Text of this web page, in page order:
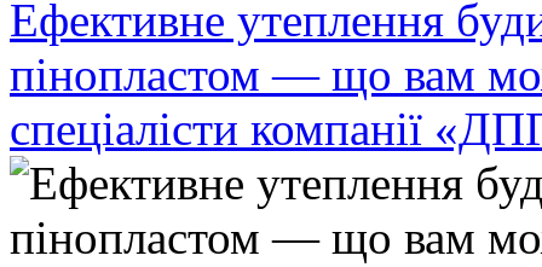
Ефективне утеплення
пінопластом — що вам
спеціалісти компанії